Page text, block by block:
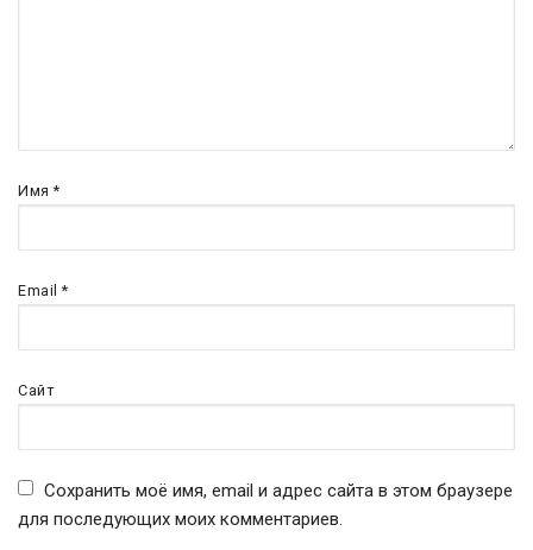
Имя*
Email*
Сайт
Сохранить моё имя, email и адрес сайта в этом браузере
для последующих моих комментариев.